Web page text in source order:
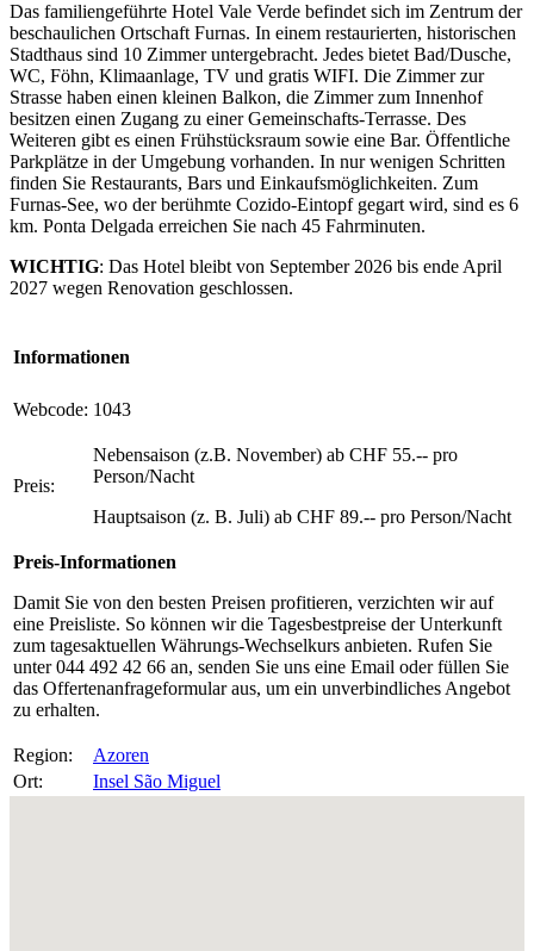
Das familiengeführte Hotel Vale Verde befindet sich im Zentrum der
beschaulichen Ortschaft Furnas. In einem restaurierten, historischen
Stadthaus sind 10 Zimmer untergebracht. Jedes bietet Bad/Dusche,
WC, Föhn, Klimaanlage, TV und gratis WIFI. Die Zimmer zur
Strasse haben einen kleinen Balkon, die Zimmer zum Innenhof
besitzen einen Zugang zu einer Gemeinschafts-Terrasse. Des
Weiteren gibt es einen Frühstücksraum sowie eine Bar. Öffentliche
Parkplätze in der Umgebung vorhanden. In nur wenigen Schritten
finden Sie Restaurants, Bars und Einkaufsmöglichkeiten. Zum
Furnas-See, wo der berühmte Cozido-Eintopf gegart wird, sind es 6
km. Ponta Delgada erreichen Sie nach 45 Fahrminuten.
WICHTIG: Das Hotel bleibt von September 2026 bis ende April
2027 wegen Renovation geschlossen.
Informationen
Webcode: 1043
Preis:
Nebensaison (z.B. November) ab CHF 55.-- pro
Person/Nacht
Hauptsaison (z. B. Juli) ab CHF 89.-- pro Person/Nacht
Preis-Informationen
Damit Sie von den besten Preisen profitieren, verzichten wir auf
eine Preisliste. So können wir die Tagesbestpreise der Unterkunft
zum tagesaktuellen Währungs-Wechselkurs anbieten. Rufen Sie
unter 044 492 42 66 an, senden Sie uns eine Email oder füllen Sie
das Offertenanfrageformular aus, um ein unverbindliches Angebot
zu erhalten.
Region:
Azoren
Ort:
Insel São Miguel